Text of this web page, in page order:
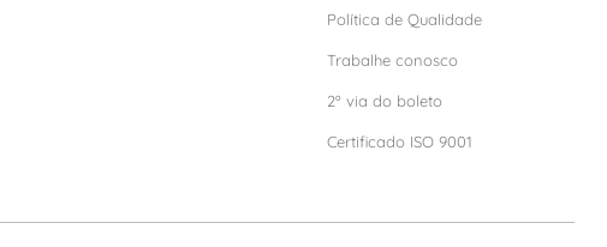
Política de Qualidade
Trabalhe conosco
2º via do boleto
Certificado ISO 9001